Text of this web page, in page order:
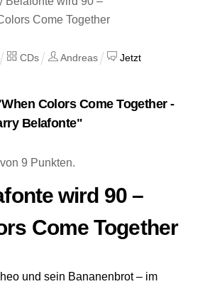
CDs Andreas
Jetzt
Colors Come Together -
Belafonte"
9 Punkten.
wird 90 –
Come Together
und sein Bananenbrot – im